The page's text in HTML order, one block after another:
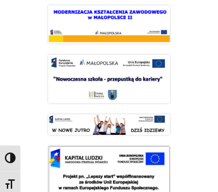
Przełącz wysoki kontrast
Zmień rozmiar czcionek